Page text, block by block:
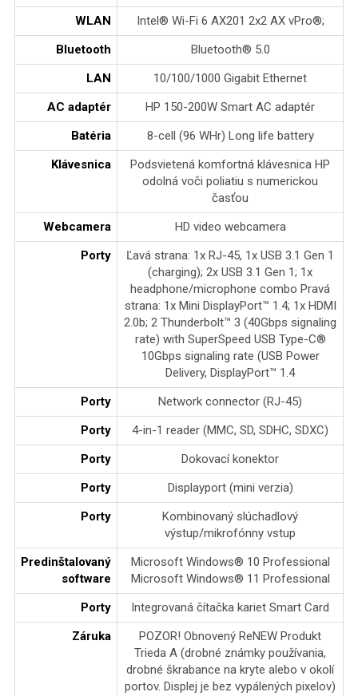
WLAN
Intel® Wi-Fi 6 AX201 2x2 AX vPro®;
Bluetooth
Bluetooth® 5.0
LAN
10/100/1000 Gigabit Ethernet
AC adaptér
HP 150-200W Smart AC adaptér
Batéria
8-cell (96 WHr) Long life battery
Klávesnica
Podsvietená komfortná klávesnica HP
odolná voči poliatiu s numerickou
časťou
Webcamera
HD video webcamera
Porty
Ľavá strana: 1x RJ-45, 1x USB 3.1 Gen 1
(charging); 2x USB 3.1 Gen 1; 1x
headphone/microphone combo Pravá
strana: 1x Mini DisplayPort™ 1.4; 1x HDMI
2.0b; 2 Thunderbolt™ 3 (40Gbps signaling
rate) with SuperSpeed USB Type-C®
10Gbps signaling rate (USB Power
Delivery, DisplayPort™ 1.4
Porty
Network connector (RJ-45)
Porty
4-in-1 reader (MMC, SD, SDHC, SDXC)
Porty
Dokovací konektor
Porty
Displayport (mini verzia)
Porty
Kombinovaný slúchadlový
výstup/mikrofónny vstup
Predinštalovaný
software
Microsoft Windows® 10 Professional
Microsoft Windows® 11 Professional
Porty
Integrovaná čítačka kariet Smart Card
Záruka
POZOR! Obnovený ReNEW Produkt
Trieda A (drobné známky používania,
drobné škrabance na kryte alebo v okolí
portov. Displej je bez vypálených pixelov)